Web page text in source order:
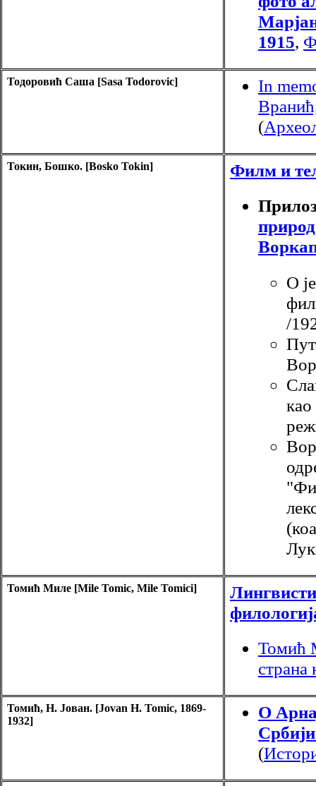
1915,
Тодоровић Саша [Sasa Todorovic]
In
(
Токин, Бошко. [Bosko Tokin]
Филм и
О
/
као
Томић Миле [Mile Tomic, Mile Tomici]
Томић
Томић, H. Јован. [Jovan H. Tomic, 1869-
1932]
О
(